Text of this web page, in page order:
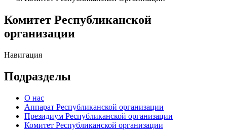
Комитет Республиканской
организации
Навигация
Подразделы
О нас
Аппарат Республиканской организации
Президиум Республиканской организации
Комитет Республиканской организации